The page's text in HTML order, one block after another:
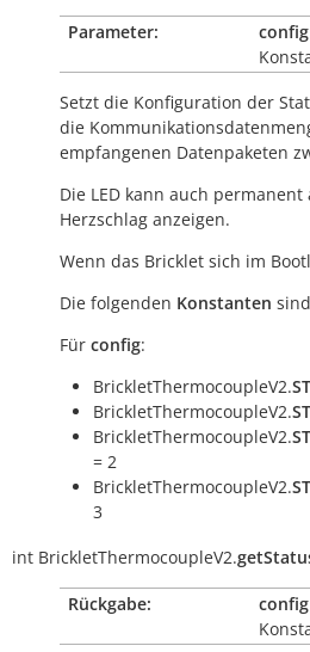
Parameter: config
Setzt die Konfiguration der
die
empfangenen Datenpaketen
Die LED kann auch
Herzschlag anzeigen.
Wenn das Bricklet sich im
Die folgenden Konstanten
Für config:
BrickletThermocoupleV2.
BrickletThermocoupleV2.
BrickletThermocoupleV2.
= 2
BrickletThermocoupleV2.
3
int BrickletThermocoupleV2.
Rückgabe: config